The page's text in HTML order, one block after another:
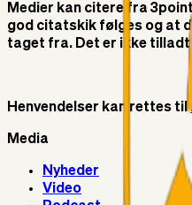
Medier kan citere fra
god citatskik følges og at
taget fra. Det er ikke
Henvendelser kan rettes til
Media
Nyheder
Video